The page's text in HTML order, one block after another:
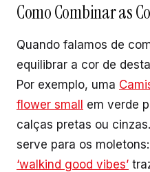
Como Combinar as
Quando falamos de
equilibrar a cor de
Por exemplo, uma
flower small
em verde
calças pretas ou
serve para os
‘walkind good vibes’